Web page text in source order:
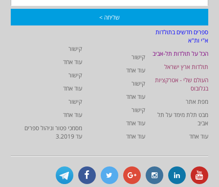
ספרים חדשים בתולדות
א"י ות"א
הכל על תולדות תל-אביב
תולדות ארץ ישראל
העולם שלי - אטרקציות
בגלובוס
מפת אתר
מבט תלת מימד על תל
אביב
עוד אחד
קישור
עוד אחד
קישור
עוד אחד
קישור
עוד אחד
עוד אחד
קישור
עוד אחד
קישור
עוד אחד
קישור
עוד אחד
מסמכי פטור וניהול ספרים
עד 3.2019